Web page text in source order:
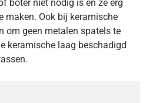
boter niet nodig is en ze erg
maken. Ook bij keramische
om geen metalen spatels te
keramische laag beschadigd